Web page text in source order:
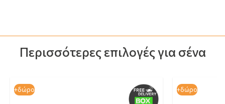
Περισσότερες επιλογές για σένα
+δώρο +δώρο